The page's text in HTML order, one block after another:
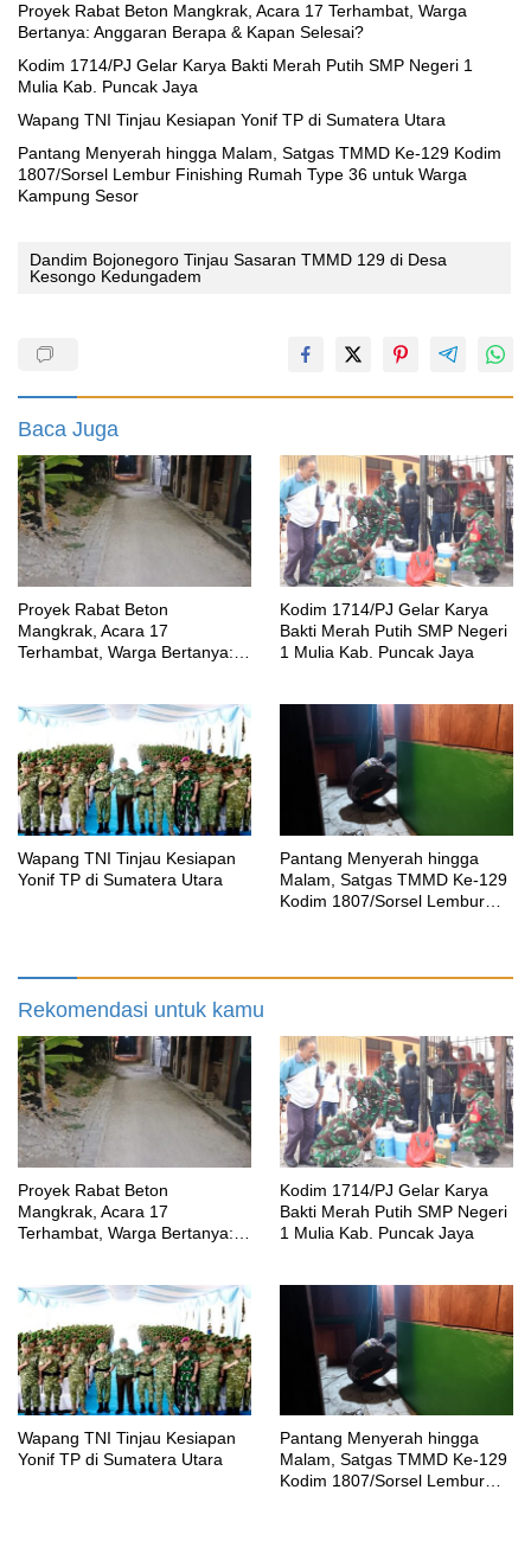
Proyek Rabat Beton Mangkrak, Acara 17 Terhambat, Warga
Bertanya: Anggaran Berapa & Kapan Selesai?
Kodim 1714/PJ Gelar Karya Bakti Merah Putih SMP Negeri 1
Mulia Kab. Puncak Jaya
Wapang TNI Tinjau Kesiapan Yonif TP di Sumatera Utara
Pantang Menyerah hingga Malam, Satgas TMMD Ke-129 Kodim
1807/Sorsel Lembur Finishing Rumah Type 36 untuk Warga
Kampung Sesor
Dandim Bojonegoro Tinjau Sasaran TMMD 129 di Desa
Kesongo Kedungadem
Baca Juga
Proyek Rabat Beton
Mangkrak, Acara 17
Terhambat, Warga Bertanya:
Kodim 1714/PJ Gelar Karya
Bakti Merah Putih SMP Negeri
1 Mulia Kab. Puncak Jaya
Wapang TNI Tinjau Kesiapan
Yonif TP di Sumatera Utara
Pantang Menyerah hingga
Malam, Satgas TMMD Ke-129
Kodim 1807/Sorsel Lembur
Rekomendasi untuk kamu
Proyek Rabat Beton
Mangkrak, Acara 17
Terhambat, Warga Bertanya:
Kodim 1714/PJ Gelar Karya
Bakti Merah Putih SMP Negeri
1 Mulia Kab. Puncak Jaya
Wapang TNI Tinjau Kesiapan
Yonif TP di Sumatera Utara
Pantang Menyerah hingga
Malam, Satgas TMMD Ke-129
Kodim 1807/Sorsel Lembur